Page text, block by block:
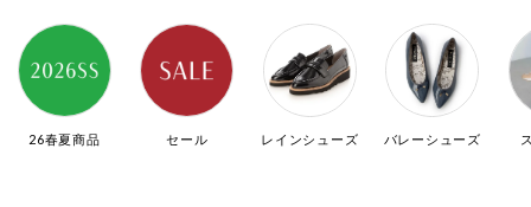
26春夏商品 セール レインシューズ バレーシューズ